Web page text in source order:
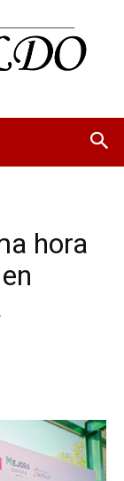
hora